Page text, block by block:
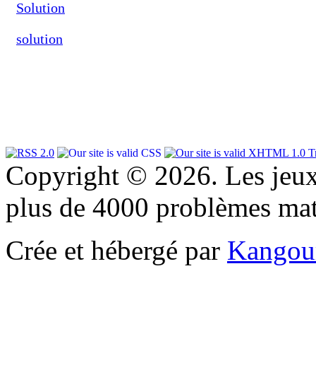
Solution
solution
Copyright © 2026. Les
plus de 4000 problèmes
Crée et hébergé par